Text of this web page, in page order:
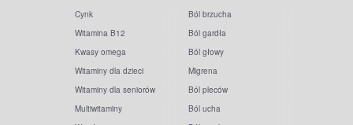
Cynk
Witamina B12
Kwasy omega
Witaminy dla dzieci
Witaminy dla seniorów
Multiwitaminy
Ból brzucha
Ból gardła
Ból głowy
Migrena
Ból pleców
Ból ucha